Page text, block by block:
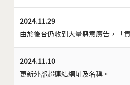
2024.11.29
由於後台仍收到大量惡意廣告，「
2024.11.10
更新外部超連結網址及名稱。